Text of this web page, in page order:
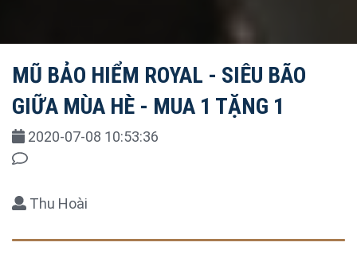
MŨ BẢO HIỂM ROYAL - SIÊU BÃO
GIỮA MÙA HÈ - MUA 1 TẶNG 1
2020-07-08 10:53:36
Thu Hoài